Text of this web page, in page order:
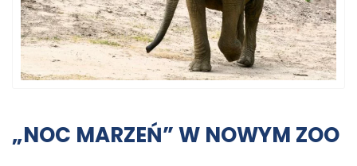
„NOC MARZEŃ” W NOWYM ZOO